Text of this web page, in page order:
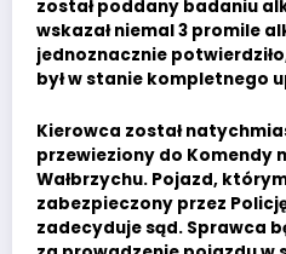
został poddany badaniu
wskazał niemal 3 promile
jednoznacznie
był w stanie kompletnego
Kierowca został
przewieziony do Komendy
Wałbrzychu. Pojazd,
zabezpieczony przez
zadecyduje sąd. Sprawca